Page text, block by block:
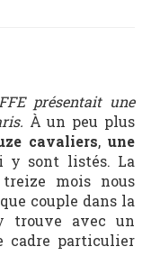
présentait une
À un peu plus
cavaliers,une
y sont listés. La
mois nous
couple dans la
trouve avec un
cadre particulier